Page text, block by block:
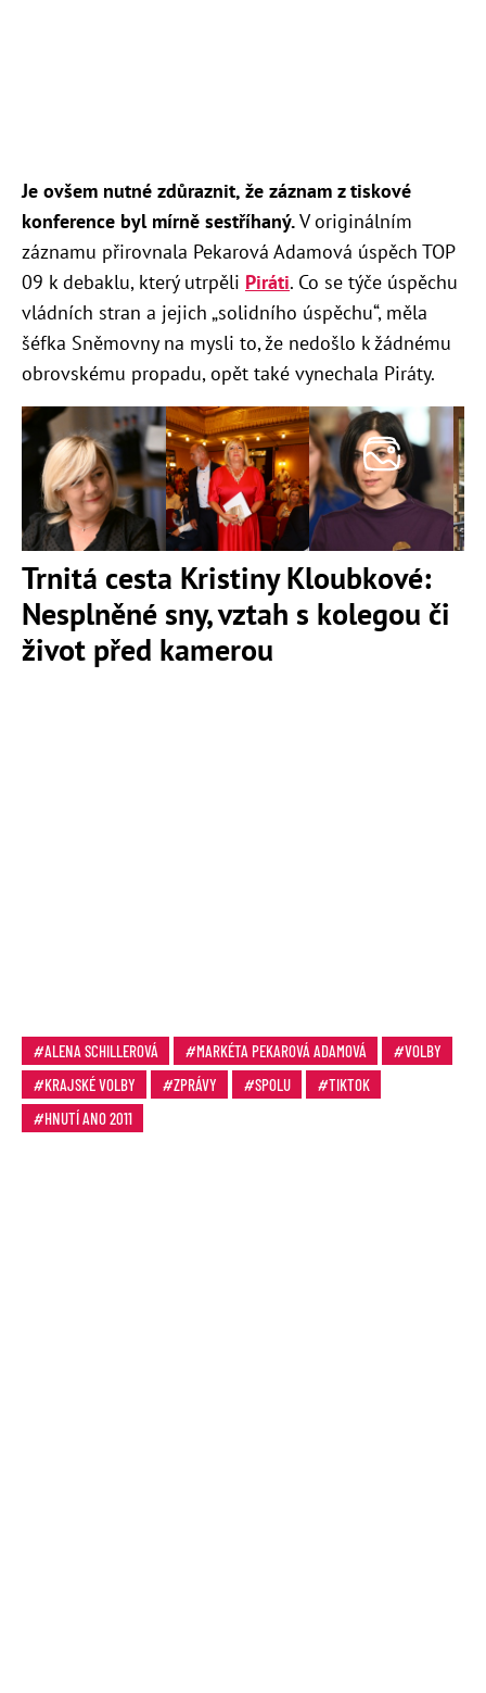
Je ovšem nutné zdůraznit, že záznam z tiskové
konference byl mírně sestříhaný.V originálním
záznamu přirovnala Pekarová Adamová úspěch TOP
09 k debaklu, který utrpěli Piráti. Co se týče úspěchu
vládních stran a jejich „solidního úspěchu“, měla
šéfka Sněmovny na mysli to, že nedošlo k žádnému
obrovskému propadu, opět také vynechala Piráty.
Trnitá cesta Kristiny Kloubkové:
Nesplněné sny, vztah s kolegou či
život před kamerou
ALENA SCHILLEROVÁ MARKÉTA PEKAROVÁ ADAMOVÁ
VOLBY
KRAJSKÉ VOLBY
ZPRÁVY SPOLU
TIKTOK
HNUTÍ ANO 2011